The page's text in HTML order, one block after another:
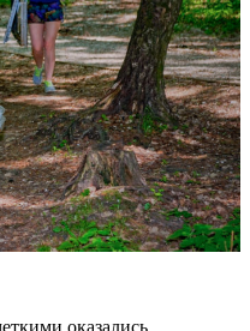
оказались